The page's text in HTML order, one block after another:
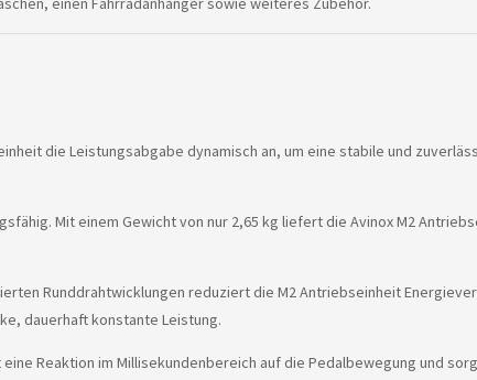
die Leistungsabgabe dynamisch an, um eine stabile und
Mit einem Gewicht von nur 2,65 kg liefert die Avinox M2
Runddrahtwicklungen reduziert die M2 Antriebseinheit
dauerhaft konstante Leistung.
Reaktion im Millisekundenbereich auf die Pedalbewegung und